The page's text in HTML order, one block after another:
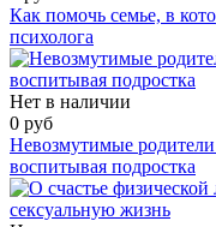
Как помочь семье, в
психолога
Нет в наличии
0 руб
Невозмутимые
воспитывая подростка